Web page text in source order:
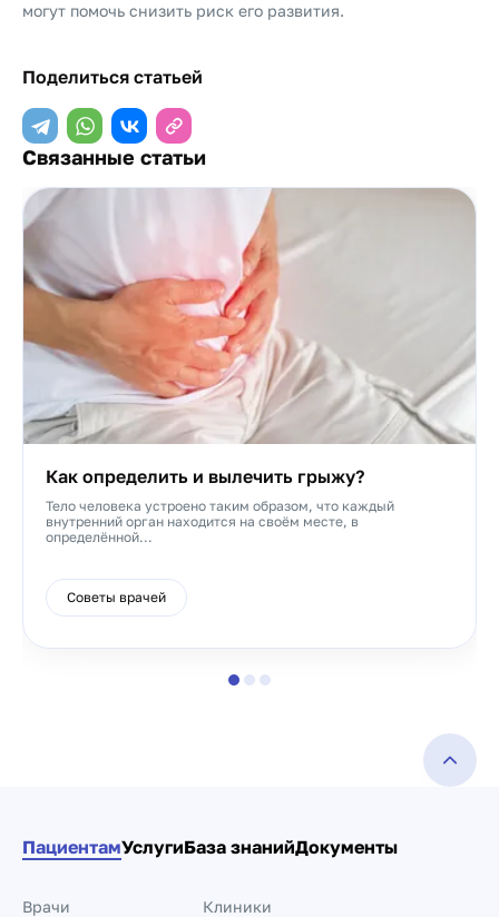
могут помочь снизить риск его развития.
Поделиться статьей
Связанные статьи
Как определить и вылечить грыжу?
Тело человека устроено таким образом, что каждый
внутренний орган находится на своём месте, в
определённой...
Советы врачей
ПациентамУслугиБаза знанийДокументы
Врачи Клиники